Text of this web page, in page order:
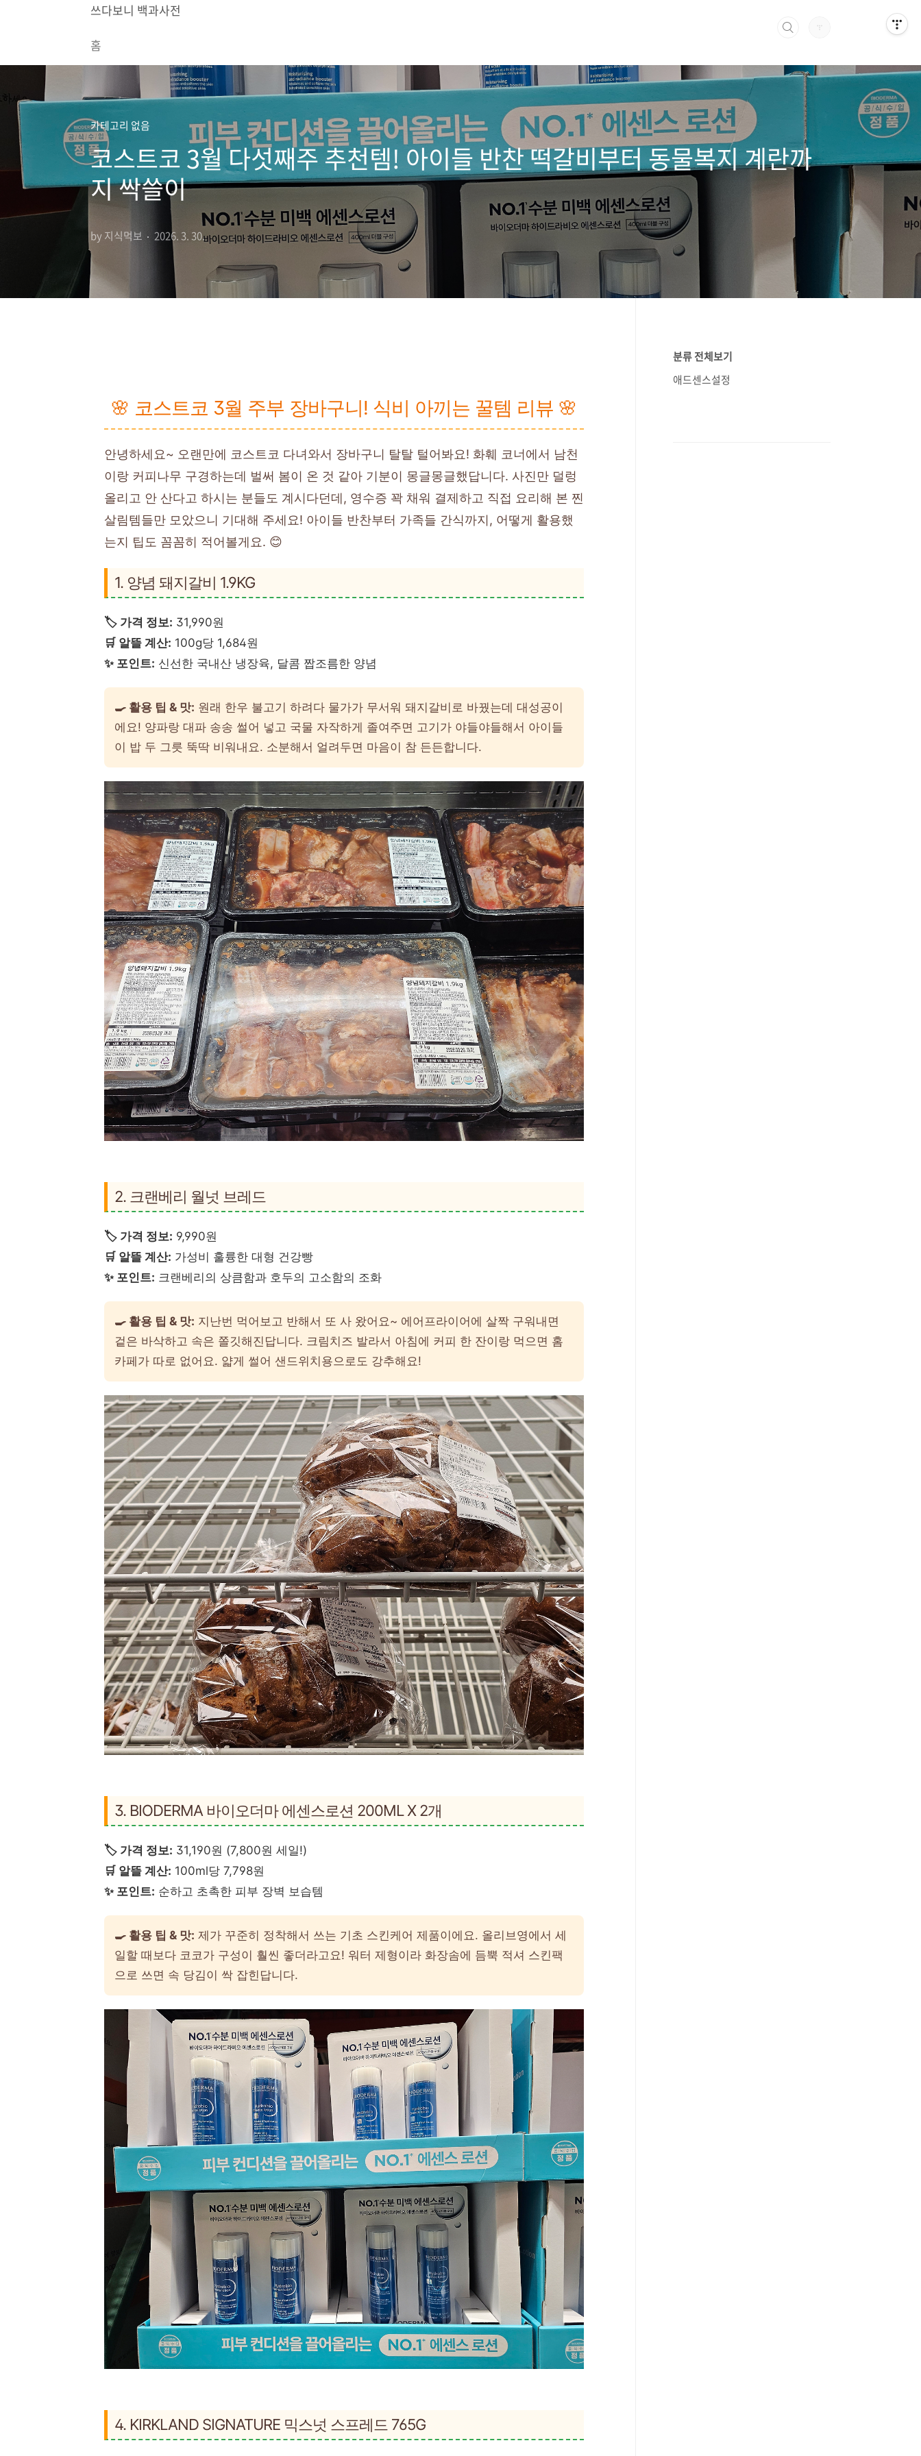
쓰다보니 백과사전
홈
카테고리 없음
코스트코 3월 다섯째주 추천템! 아이들 반찬 떡갈비부터 동물복지 계란까
지 싹쓸이
by 지식먹보 2026. 3. 30.
🌸 코스트코 3월 주부 장바구니! 식비 아끼는 꿀템 리뷰 🌸
안녕하세요~ 오랜만에 코스트코 다녀와서 장바구니 탈탈 털어봐요! 화훼 코너에서 남천
이랑 커피나무 구경하는데 벌써 봄이 온 것 같아 기분이 몽글몽글했답니다. 사진만 덜렁
올리고 안 산다고 하시는 분들도 계시다던데, 영수증 꽉 채워 결제하고 직접 요리해 본 찐
살림템들만 모았으니 기대해 주세요! 아이들 반찬부터 가족들 간식까지, 어떻게 활용했
는지 팁도 꼼꼼히 적어볼게요. 😊
1. 양념 돼지갈비 1.9KG
🏷️ 가격 정보: 31,990원
🛒 알뜰 계산: 100g당 1,684원
✨ 포인트: 신선한 국내산 냉장육, 달콤 짭조름한 양념
🍳 활용 팁 & 맛: 원래 한우 불고기 하려다 물가가 무서워 돼지갈비로 바꿨는데 대성공이
에요! 양파랑 대파 송송 썰어 넣고 국물 자작하게 졸여주면 고기가 야들야들해서 아이들
이 밥 두 그릇 뚝딱 비워내요. 소분해서 얼려두면 마음이 참 든든합니다.
2. 크랜베리 월넛 브레드
🏷️ 가격 정보: 9,990원
🛒 알뜰 계산: 가성비 훌륭한 대형 건강빵
✨ 포인트: 크랜베리의 상큼함과 호두의 고소함의 조화
🍳 활용 팁 & 맛: 지난번 먹어보고 반해서 또 사 왔어요~ 에어프라이어에 살짝 구워내면
겉은 바삭하고 속은 쫄깃해진답니다. 크림치즈 발라서 아침에 커피 한 잔이랑 먹으면 홈
카페가 따로 없어요. 얇게 썰어 샌드위치용으로도 강추해요!
3. BIODERMA 바이오더마 에센스로션 200ML X 2개
🏷️ 가격 정보: 31,190원 (7,800원 세일!)
🛒 알뜰 계산: 100ml당 7,798원
✨ 포인트: 순하고 초촉한 피부 장벽 보습템
🍳 활용 팁 & 맛: 제가 꾸준히 정착해서 쓰는 기초 스킨케어 제품이에요. 올리브영에서 세
일할 때보다 코코가 구성이 훨씬 좋더라고요! 워터 제형이라 화장솜에 듬뿍 적셔 스킨팩
으로 쓰면 속 당김이 싹 잡힌답니다.
4. KIRKLAND SIGNATURE 믹스넛 스프레드 765G
분류 전체보기
애드센스설정